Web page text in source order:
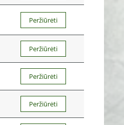
Peržiūrėti
Peržiūrėti
Peržiūrėti
Peržiūrėti